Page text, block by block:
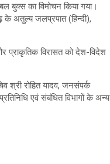
बुक्स का विमोचन किया गया।
के अतुल्य जलप्रपात (हिन्दी),
प्राकृतिक विरासत को देश-विदेश
श्री रोहित यादव, जनसंपर्क
एवं संबंधित विभागों के अन्य